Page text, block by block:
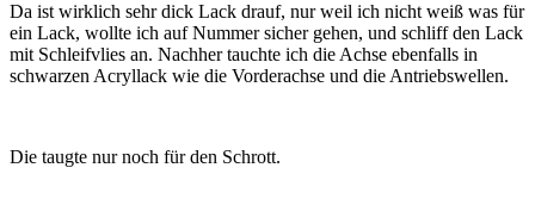
Da ist wirklich sehr dick Lack drauf, nur weil ich nicht weiß was für
ein Lack, wollte ich auf Nummer sicher gehen, und schliff den Lack
mit Schleifvlies an. Nachher tauchte ich die Achse ebenfalls in
schwarzen Acryllack wie die Vorderachse und die Antriebswellen.
Die taugte nur noch für den Schrott.